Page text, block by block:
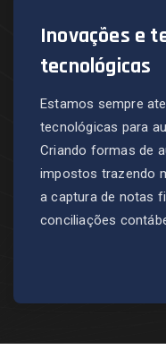
Inovações e
tecnológicas
Estamos sempre
tecnológicas para
Criando formas de
impostos trazendo
a captura de notas
conciliações